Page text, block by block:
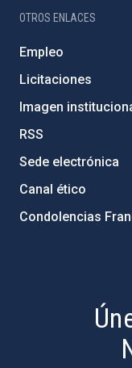
OTROS ENLACES
Empleo
Licitaciones
Imagen
RSS
Sede electrónica
Canal ético
Condolencias